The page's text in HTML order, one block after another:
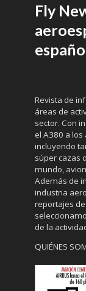
Fly
Revista de
áreas de
sector. Con
el A380 a los
incluyendo
súper cazas
mundo,
Además de
industria
reportajes
de la
QUIÉNES